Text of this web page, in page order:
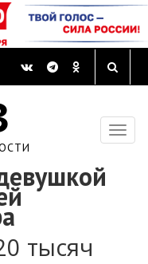
тысяч